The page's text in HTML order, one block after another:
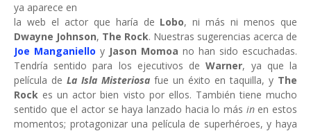
ya aparece en
la web el actor que haría de Lobo, ni más ni menos que
Dwayne Johnson, The Rock. Nuestras sugerencias acerca de
Joe Manganiello y Jason Momoa no han sido escuchadas.
Tendría sentido para los ejecutivos deWarner, ya que la
película de La Isla Misteriosa fue un éxito en taquilla, y The
Rock es un actor bien visto por ellos. También tiene mucho
sentido que el actor se haya lanzado hacia lo más in en estos
momentos; protagonizar una película de superhéroes, y haya